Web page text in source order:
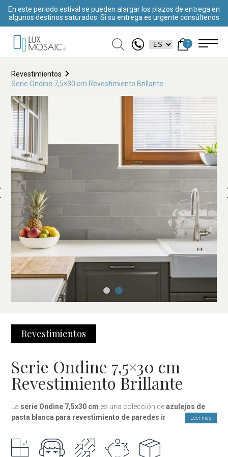
En este periodo estival se pueden alargar los plazos de entrega en
algunos destinos saturados. Si su entrega es urgente consúltenos
0
Revestimientos
Serie Ondine 7,5×30 cm Revestimiento Brillante
Revestimientos
Serie Ondine 7,5×30 cm
Revestimiento Brillante
La serie Ondine 7,5x30 cm es una colección deazulejos de
pasta blanca para revestimiento de paredes interioresque
inspirado en los
azulejos cerámicos clásicos
aporta calidez, personalidad y un encanto atemporal a cualquier
Leer más